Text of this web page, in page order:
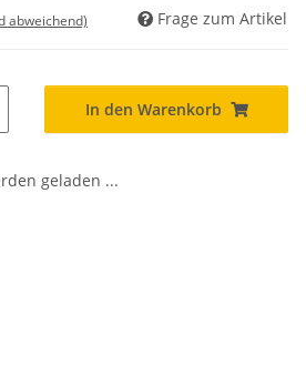
abweichend) Frage zum Artikel
In den Warenkorb
geladen ...